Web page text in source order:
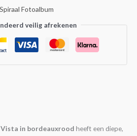
Spiraal Fotoalbum
veilig afrekenen
in bordeauxrood heeft een diepe,